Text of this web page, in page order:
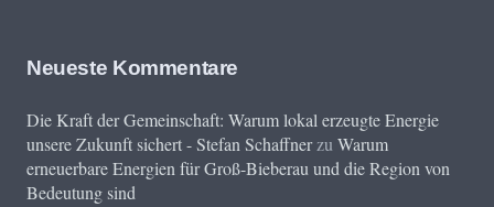
Neueste Kommentare
Die Kraft der Gemeinschaft: Warum lokal erzeugte Energie
unsere Zukunft sichert - Stefan SchaffnerzuWarum
erneuerbare Energien für Groß-Bieberau und die Region von
Bedeutung sind